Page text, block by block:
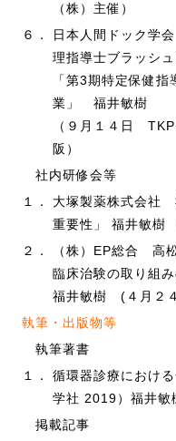
（株）主催）
６．
日本人間ドック学
理指導士ブラッシ
「第3期特定保健
業」 福井敏樹
（９月１４日
阪）
社内研修会等
１．
大塚製薬株式会社
重要性」 福井敏
２．
（株）EP総合 高
臨床治験の取り組
福井敏樹 (４月２
執筆・出版物等
執筆著書
１．
循環器診療におけ
学社 2019）福井敏
掲載記事